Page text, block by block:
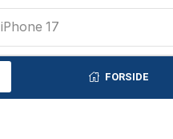
iPhone 17
FORSIDE